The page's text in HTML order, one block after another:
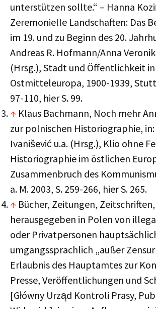
unterstützen sollte.“ – Hanna
Zeremonielle Landschaften: Das
im 19. und zu Beginn des 20.
Andreas R. Hofmann/Anna
(Hrsg.), Stadt und Öffentlichkeit in
Ostmitteleuropa, 1900-1939,
97-110, hier S. 99.
↑ Klaus Bachmann, Noch mehr
zur polnischen Historiographie,
Ivanišević u.a. (Hrsg.), Klio ohne
Historiographie im östlichen
Zusammenbruch des
a. M. 2003, S. 259-266, hier S. 265.
↑ Bücher, Zeitungen,
herausgegeben in Polen von
oder Privatpersonen
umgangssprachlich „außer
Erlaubnis des Hauptamtes zur
Presse, Veröffentlichungen und
[Główny Urząd Kontroli Prasy,